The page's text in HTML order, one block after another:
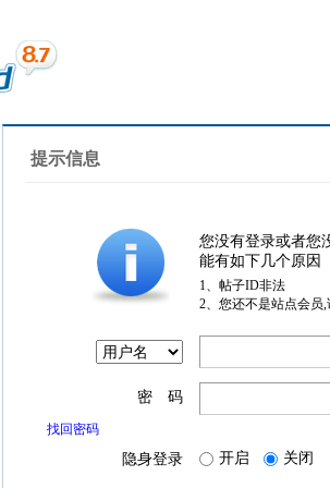
提示信息
您没有登录或者您
能有如下几个原因
1、帖子ID非法
2、您还不是站点会员
密 码
找回密码
隐身登录 开启 关闭